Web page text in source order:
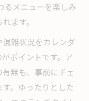
るメニューを楽しみ
ます。
雑状況をカレンダ
ポイントです。ア
無も、事前にチェ
。ゆったりとした